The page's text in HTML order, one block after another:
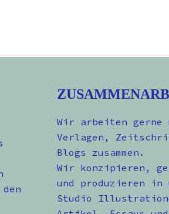
Wir arbeiten gerne
Verlagen,
Blogs zusammen.
Wir konzipieren,
und produzieren in
Studio